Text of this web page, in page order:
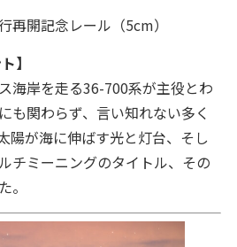
再開記念レール（5cm）
】
海岸を走る36-700系が主役とわ
も関わらず、言い知れない多く
陽が海に伸ばす光と灯台、そし
チミーニングのタイトル、その
。